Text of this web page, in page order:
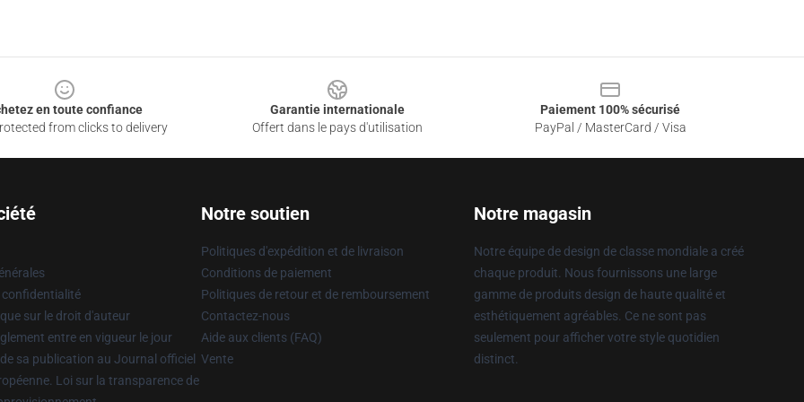
en toute confiance
from clicks to delivery
Garantie internationale
Offert dans le pays d'utilisation
Paiement 100% sécurisé
PayPal / MasterCard / Visa
confidentialité
sur le droit d'auteur
entre en vigueur le jour
sa publication au Journal officiel
Loi sur la transparence de
Notre soutien
Politiques d'expédition et de livraison
Conditions de paiement
Politiques de retour et de remboursement
Contactez-nous
Aide aux clients (FAQ)
Vente
Notre magasin
Notre équipe de design de classe mondiale a créé
chaque produit. Nous fournissons une large
gamme de produits design de haute qualité et
esthétiquement agréables. Ce ne sont pas
seulement pour afficher votre style quotidien
distinct.